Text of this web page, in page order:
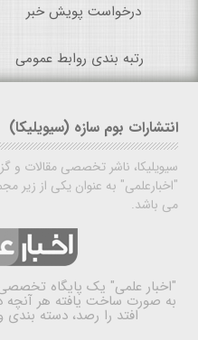
درخواست پویش خبر
رتبه بندی روابط عمومی
انتشارات بوم سازه (سیویلیکا)
سیویلیکا، ناشر تخصصی مقالات و
"اخبارعلمی" به عنوان یکی از زیر
می باشد.
"اخبار علمی" یک پایگاه
به صورت ساخت یافته هر آنچه
افتد را رصد، دسته بندی